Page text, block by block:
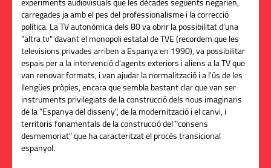
experiments audiovisuals que les dècades següents negarien,
carregades ja amb el pes del professionalisme i la correcció
política. La TV autonòmica dels 80 va obrir la possibilitat d'una
"altra tv" davant el monopoli estatal de TVE (recordem que les
televisions privades arriben a Espanya en 1990), va possibilitar
espais per a la intervenció d'agents exteriors i aliens a la TV que
van renovar formats, i van ajudar la normalització i a l'ús de les
llengües pròpies, encara que sembla bastant clar que van ser
instruments privilegiats de la construcció dels nous imaginaris
de la "Espanya del disseny", de la modernització i el canvi, i
territoris fonamentals de la construcció del "consens
desmemoriat" que ha caracteritzat el procés transicional
espanyol.